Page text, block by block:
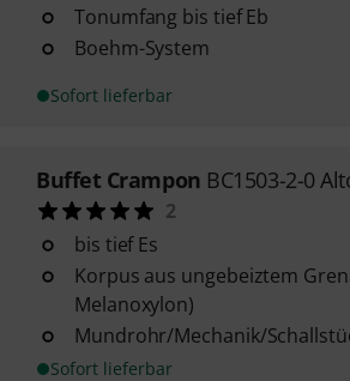
Tonumfang bis tief Eb
Boehm-System
Sofort lieferbar
Buffet Crampon BC1503-2-0
2
bis tief Es
Korpus aus ungebeiztem
Melanoxylon)
Mundrohr/Mechanik/
Sofort lieferbar